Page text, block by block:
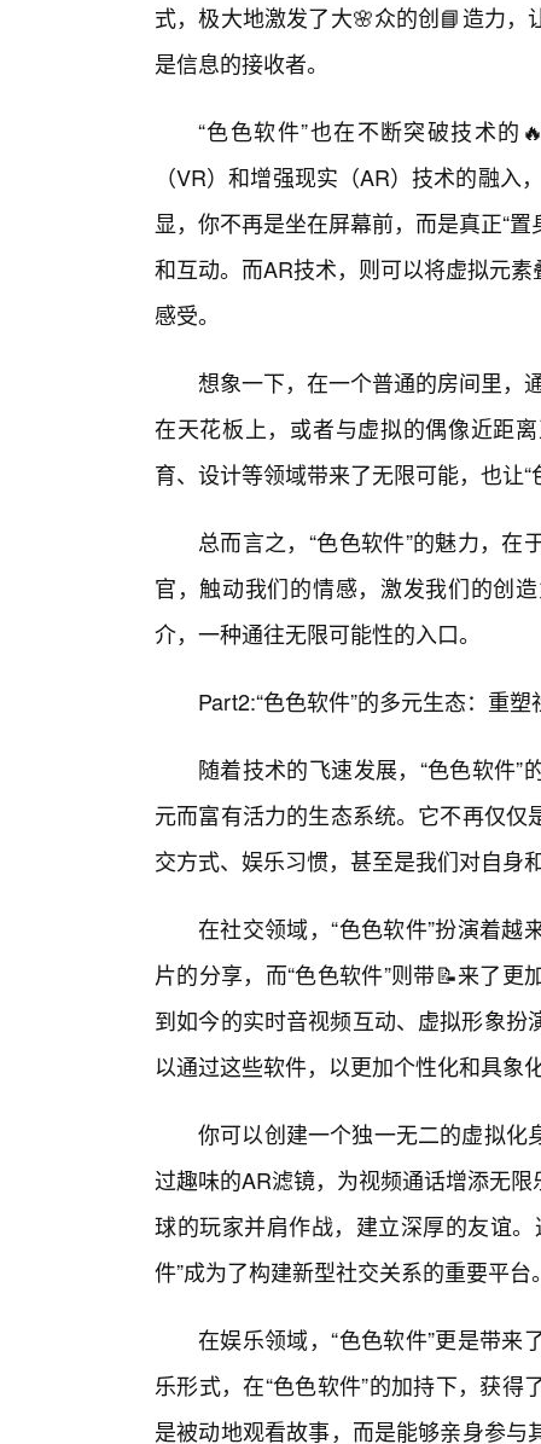
式，极大地激发了大🌸众的创📘造力
是信息的接收者。
“色色软件”也在不断突破技术的
（VR）和增强现实（AR）技术的融
显，你不再是坐在屏幕前，而是真正“
和互动。而AR技术，则可以将虚拟元
感受。
想象一下，在一个普通的房间里，
在天花板上，或者与虚拟的偶像近距
育、设计等领域带来了无限可能，也让
总而言之，“色色软件”的魅力，
官，触动我们的情感，激发我们的创
介，一种通往无限可能性的入口。
Part2:“色色软件”的多元生态：重
随着技术的飞速发展，“色色软件
元而富有活力的生态系统。它不再仅
交方式、娱乐习惯，甚至是我们对自身
在社交领域，“色色软件”扮演着
片的分享，而“色色软件”则带📝来了
到如今的实时音视频互动、虚拟形象
以通过这些软件，以更加个性化和具象
你可以创建一个独一无二的虚拟化
过趣味的AR滤镜，为视频通话增添无
球的玩家并肩作战，建立深厚的友谊
件”成为了构建新型社交关系的重要平台
在娱乐领域，“色色软件”更是带
乐形式，在“色色软件”的加持下，获
是被动地观看故事，而是能够亲身参